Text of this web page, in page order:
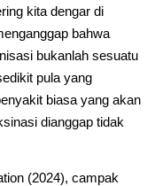
kita dengar di
bahwa
bukanlah sesuatu
pula yang
biasa yang akan
dianggap tidak
(2024), campak